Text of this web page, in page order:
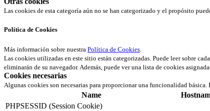
Las cookies de esta categoría aún no se han categorizado y el propósito
Política de Cookies
Más información sobre nuestra Política de Cookies
Las cookies utilizadas en este sitio están categorizadas. Puede leer sobre
eliminarán de su navegador. Además, puede ver una lista de cookies
Cookies necesarias
Algunas cookies son necesarias para proporcionar una funcionalidad
Name
PHPSESSID (Session Cookie)